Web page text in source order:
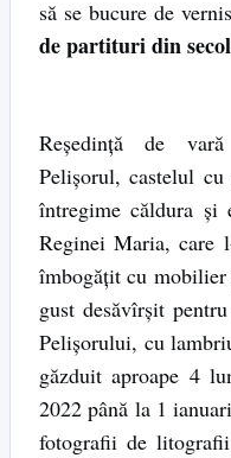
să se bucure de
de partituri din
Reşedinţă de
Pelişorul, castelul
întregime căldura şi
Reginei Maria,
îmbogăţit cu
gust desăvîrşit
Pelişorului, cu
găzduit aproape 4
2022 până la 1
fotografii de